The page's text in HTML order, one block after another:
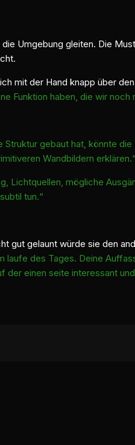
Umgebung gleiten. Die
mit der Hand knapp über
Funktion haben, die wir noch
gebaut hat, könnte
Wandbildern erklären.“
Lichtquellen, mögliche
tun.“
gut gelaunt würde sie den
laufe des Tages. Deine
der einen seite interessant